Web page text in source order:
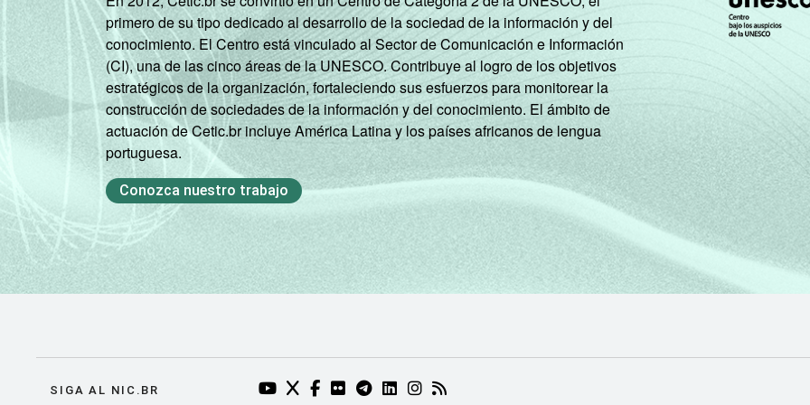
primero de su tipo dedicado al desarrollo de la sociedad de la información y del
conocimiento. El Centro está vinculado al Sector de Comunicación e Información
(CI), una de las cinco áreas de la UNESCO. Contribuye al logro de los objetivos
estratégicos de la organización, fortaleciendo sus esfuerzos para monitorear la
construcción de sociedades de la información y del conocimiento. El ámbito de
actuación de Cetic.br incluye América Latina y los países africanos de lengua
portuguesa.
Conozca nuestro trabajo
SIGA AL NIC.BR YOUTUBE DO NIC.BR (ABRE EM NOVA ABA)
TWITTER DO NIC.BR (ABRE EM NOVA ABA)
FACEBOOK DO NIC.BR (ABRE EM NOVA ABA)
FLICKR DO NIC.BR (ABRE EM NOVA ABA)
TELEGRAM DO NIC.BR (ABRE EM NOVA ABA)
LINKEDIN DO NIC.BR (ABRE EM NOVA ABA)
INSTAGRAM DO NIC.BR (ABRE EM NOVA ABA)
RSS DO NIC.BR (ABRE EM NOVA ABA)